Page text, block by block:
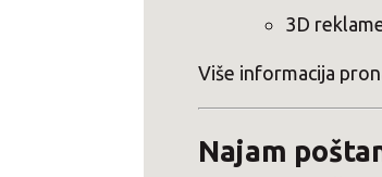
3D
Više informacija
Najam